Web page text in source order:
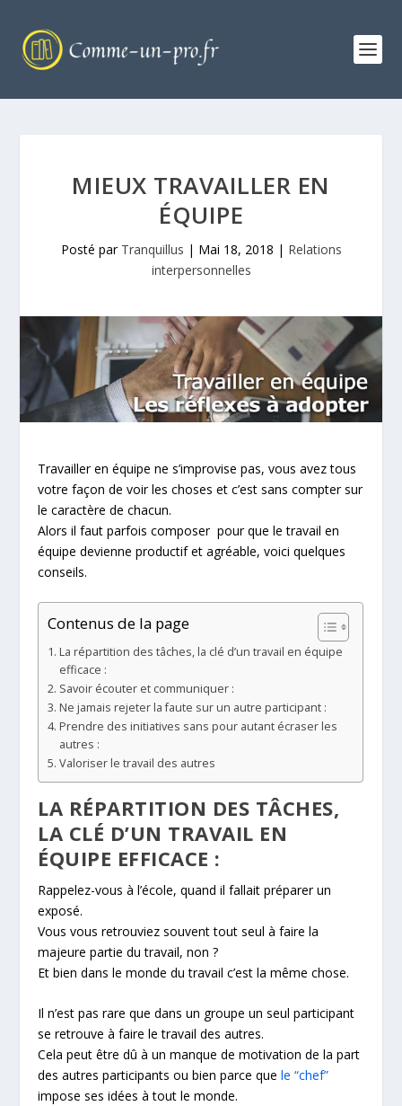
MIEUX TRAVAILLER EN
ÉQUIPE
Posté par Tranquillus | Mai 18, 2018 | Relations
interpersonnelles
Travailler en équipe ne s’improvise pas, vous avez tous
votre façon de voir les choses et c’est sans compter sur
le caractère de chacun.
Alors il faut parfois composer pour que le travail en
équipe devienne productif et agréable, voici quelques
conseils.
Contenus de la page
La répartition des tâches, la clé d’un travail en équipe
efficace :
Savoir écouter et communiquer :
Ne jamais rejeter la faute sur un autre participant :
Prendre des initiatives sans pour autant écraser les
autres :
Valoriser le travail des autres
LA RÉPARTITION DES TÂCHES,
LA CLÉ D’UN TRAVAIL EN
ÉQUIPE EFFICACE :
Rappelez-vous à l’école, quand il fallait préparer un
exposé.
Vous vous retrouviez souvent tout seul à faire la
majeure partie du travail, non ?
Et bien dans le monde du travail c’est la même chose.
Il n’est pas rare que dans un groupe un seul participant
se retrouve à faire le travail des autres.
Cela peut être dû à un manque de motivation de la part
des autres participants ou bien parce quele “chef”
impose ses idées à tout le monde.